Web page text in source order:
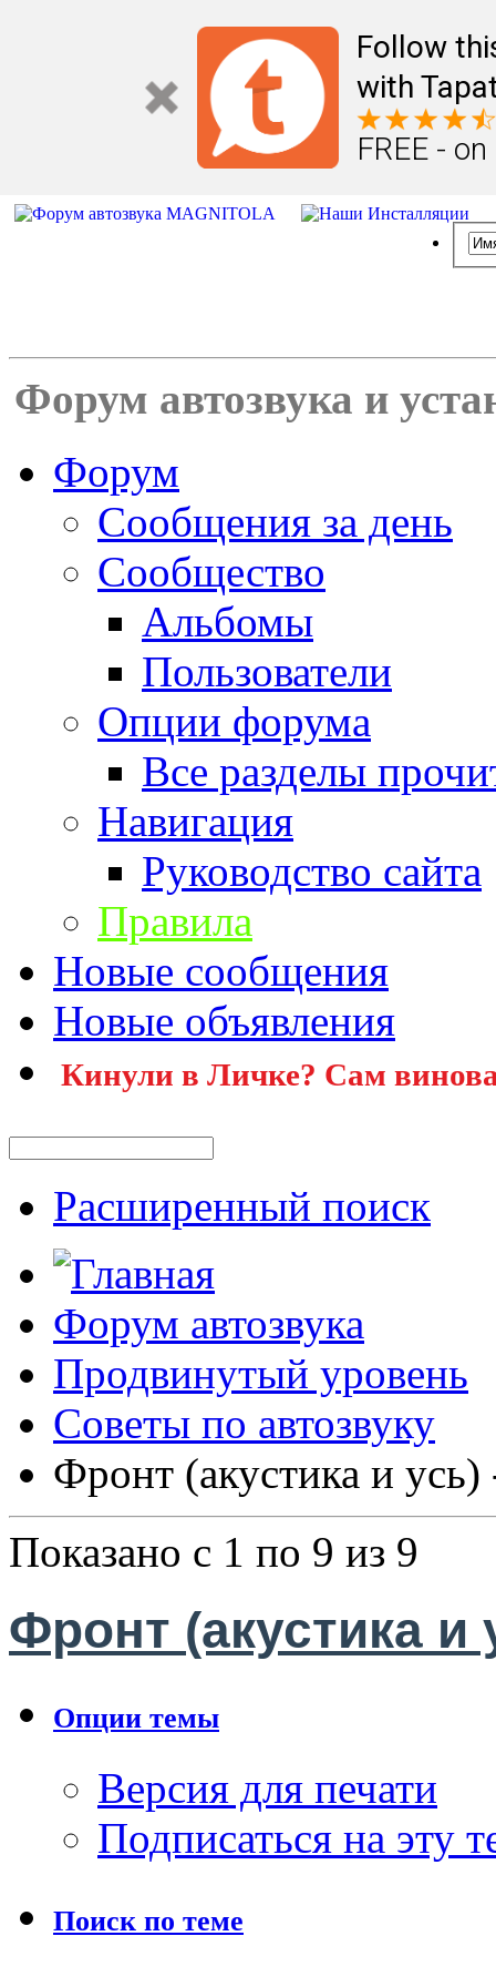
Follow
with
FREE -
Форум автозвука и
Форум
Сообщения за день
Сообщество
Альбомы
Пользователи
Опции форума
Все разделы
Навигация
Руководство сайта
Правила
Новые сообщения
Новые объявления
Кинули в Личке? Сам
Расширенный поиск
Форум автозвука
Продвинутый уровень
Советы по автозвуку
Фронт (акустика и
Показано с 1 по 9 из 9
Фронт (акустика
Опции темы
Версия для печати
Подписаться на эту
Поиск по теме